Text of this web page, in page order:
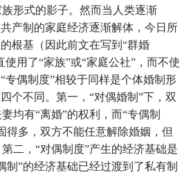
形式的影子。然而当人类逐渐
产制的家庭经济逐渐解体，今日所
根基（因此前文在写到“群婚
使用了“家族”或“家庭公社”，而不使
专偶制度”相较于同样是个体婚制形
个不同。第一，“对偶婚制”下，双
均有“离婚”的权利，而“专偶制
得多，双方不能任意解除婚姻，但
二，“对偶制度”产生的经济基础是
制”的经济基础已经过渡到了私有制